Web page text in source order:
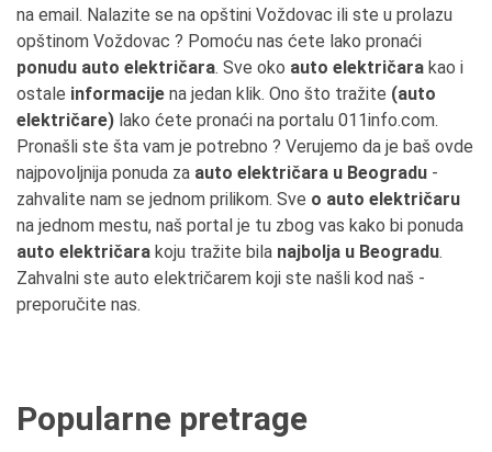
na email. Nalazite se na opštini Voždovac ili ste u prolazu
opštinom Voždovac ? Pomoću nas ćete lako pronaći
ponudu auto električara. Sve oko auto električara kao i
ostale informacije na jedan klik. Ono što tražite (auto
električare) lako ćete pronaći na portalu 011info.com.
Pronašli ste šta vam je potrebno ? Verujemo da je baš ovde
najpovoljnija ponuda za auto električara u Beogradu -
zahvalite nam se jednom prilikom. Sve o auto električaru
na jednom mestu, naš portal je tu zbog vas kako bi ponuda
auto električara koju tražite bila najbolja u Beogradu.
Zahvalni ste auto električarem koji ste našli kod naš -
preporučite nas.
Popularne pretrage